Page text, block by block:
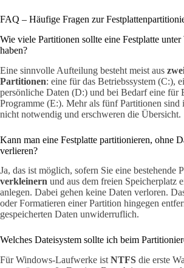
FAQ – Häufige Fragen zur
Wie viele Partitionen sollte eine Festplatte
haben?
Eine sinnvolle Aufteilung besteht meist aus
Partitionen: eine für das Betriebssystem (C:),
persönliche Daten (D:) und bei Bedarf eine für
Programme (E:). Mehr als fünf Partitionen sind
nicht notwendig und erschweren die Übersicht.
Kann man eine Festplatte partitionieren, ohne
verlieren?
Ja, das ist möglich, sofern Sie eine bestehende
verkleinern und aus dem freien Speicherplatz
anlegen. Dabei gehen keine Daten verloren.
oder Formatieren einer Partition hingegen
gespeicherten Daten unwiderruflich.
Welches Dateisystem sollte ich beim
Für Windows-Laufwerke ist NTFS die erste